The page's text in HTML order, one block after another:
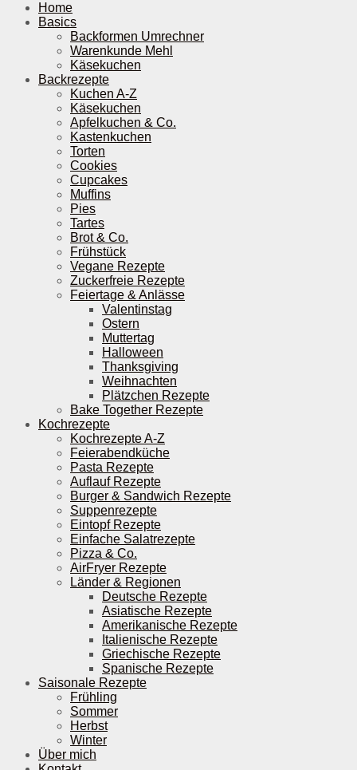
Home
Basics
Backformen Umrechner
Warenkunde Mehl
Käsekuchen
Backrezepte
Kuchen A-Z
Käsekuchen
Apfelkuchen & Co.
Kastenkuchen
Torten
Cookies
Cupcakes
Muffins
Pies
Tartes
Brot & Co.
Frühstück
Vegane Rezepte
Zuckerfreie Rezepte
Feiertage & Anlässe
Valentinstag
Ostern
Muttertag
Halloween
Thanksgiving
Weihnachten
Plätzchen Rezepte
Bake Together Rezepte
Kochrezepte
Kochrezepte A-Z
Feierabendküche
Pasta Rezepte
Auflauf Rezepte
Burger & Sandwich Rezepte
Suppenrezepte
Eintopf Rezepte
Einfache Salatrezepte
Pizza & Co.
AirFryer Rezepte
Länder & Regionen
Deutsche Rezepte
Asiatische Rezepte
Amerikanische Rezepte
Italienische Rezepte
Griechische Rezepte
Spanische Rezepte
Saisonale Rezepte
Frühling
Sommer
Herbst
Winter
Über mich